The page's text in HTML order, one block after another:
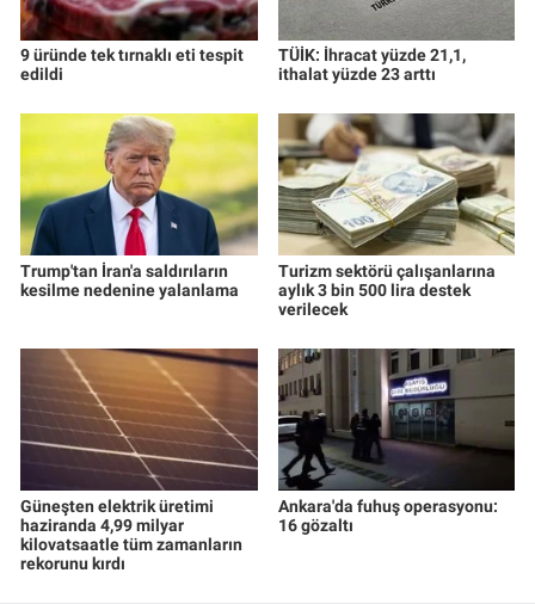
9 üründe tek tırnaklı eti tespit
edildi
TÜİK: İhracat yüzde 21,1,
ithalat yüzde 23 arttı
Trump'tan İran'a saldırıların
kesilme nedenine yalanlama
Turizm sektörü çalışanlarına
aylık 3 bin 500 lira destek
verilecek
Güneşten elektrik üretimi
haziranda 4,99 milyar
kilovatsaatle tüm zamanların
rekorunu kırdı
Ankara'da fuhuş operasyonu:
16 gözaltı